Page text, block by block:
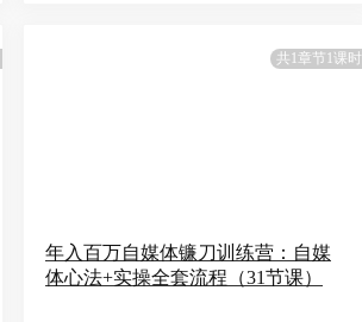
共1章节1课时
年入百万自媒体镰刀训练营：自媒
体心法+实操全套流程（31节课）